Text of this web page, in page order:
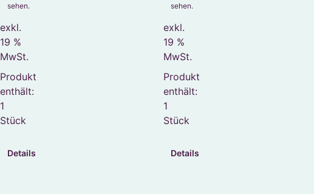
sehen.
exkl.
19 %
MwSt.
Produkt
enthält:
1
Stück
Details
sehen.
exkl.
19 %
MwSt.
Produkt
enthält:
1
Stück
Details